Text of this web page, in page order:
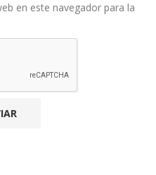
en este navegador para la